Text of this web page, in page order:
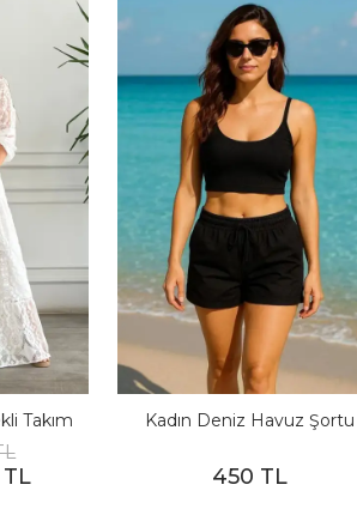
Takım Kadın Deniz Havuz Şortu
450 TL